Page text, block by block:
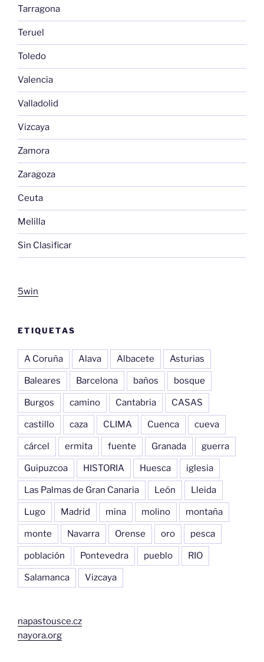
Tarragona
Teruel
Toledo
Valencia
Valladolid
Vizcaya
Zamora
Zaragoza
Ceuta
Melilla
Sin Clasificar
5win
ETIQUETAS
A Coruña Alava Albacete Asturias
Baleares Barcelona baños bosque
Burgos camino Cantabria CASAS
castillo caza CLIMA Cuenca cueva
cárcel ermita fuente Granada guerra
Guipuzcoa HISTORIA Huesca iglesia
Las Palmas de Gran Canaria León Lleida
Lugo Madrid mina molino montaña
monte Navarra Orense oro pesca
población Pontevedra pueblo RIO
Salamanca Vizcaya
napastousce.cz
nayora.org